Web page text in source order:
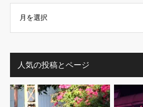
人気の投稿とページ